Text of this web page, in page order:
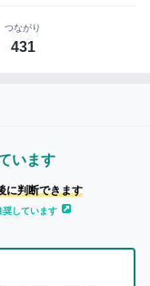
つながり
431
います
に判断できます
奨しています